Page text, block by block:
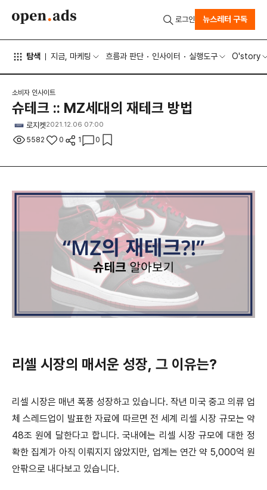
탐색 지금, 마케팅 흐름과 판단 인사이터 실행도구 O'story
로그인 뉴스레터 구독
소비자 인사이트
슈테크 :: MZ세대의 재테크 방법
로지켓2021.12.06 07:00
5582 0 1 0
리셀 시장의 매서운 성장, 그 이유는?
리셀 시장은 매년 폭풍 성장하고 있습니다. 작년 미국 중고 의류 업
체 스레드업이 발표한 자료에 따르면 전 세계 리셀 시장 규모는 약
48조 원에 달한다고 합니다.국내에는 리셀 시장 규모에 대한 정
확한 집계가 아직 이뤄지지 않았지만, 업계는 연간 약 5,000억 원
안팎으로 내다보고 있습니다.